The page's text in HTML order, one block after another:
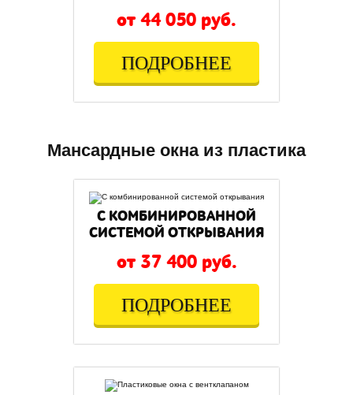
от 44 050 руб.
ПОДРОБНЕЕ
Мансардные окна из пластика
С КОМБИНИРОВАННОЙ
СИСТЕМОЙ ОТКРЫВАНИЯ
от 37 400 руб.
ПОДРОБНЕЕ